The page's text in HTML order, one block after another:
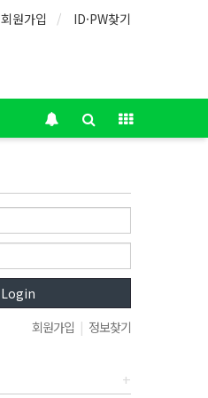
회원가입 ID·PW찾기
Login
회원가입 | 정보찾기
+